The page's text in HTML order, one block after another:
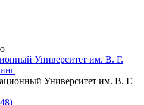
Университет им. В. Г.